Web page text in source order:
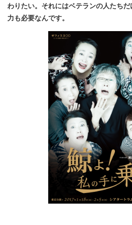
わりたい。それにはベテランの人たち
力も必要なんです。